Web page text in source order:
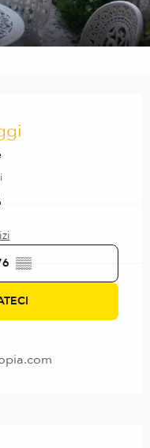
ammessi
▒▒